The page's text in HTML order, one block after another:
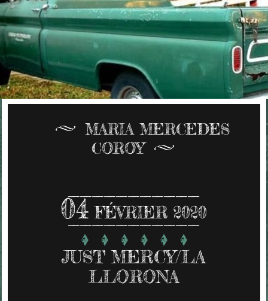
MARIA MERCEDES
COROY
04 FÉVRIER 2020
JUST MERCY/LA
LLORONA